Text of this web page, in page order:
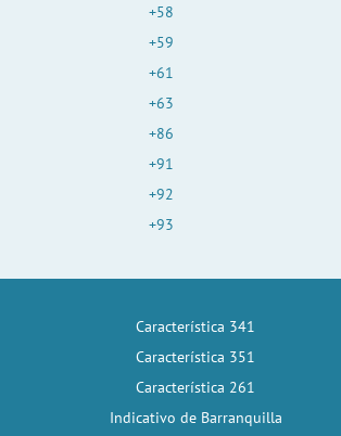
+58
+59
+61
+63
+86
+91
+92
+93
Característica 341
Característica 351
Característica 261
Indicativo de Barranquilla